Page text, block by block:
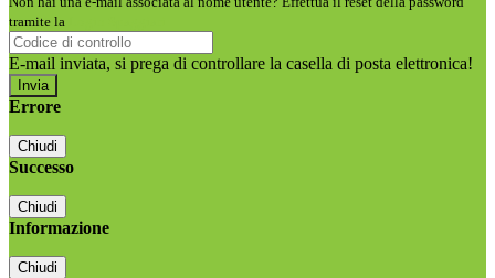
tramite la
E-mail inviata, si prega di controllare la casella di posta elettronica!
Errore
Chiudi
Successo
Chiudi
Informazione
Chiudi